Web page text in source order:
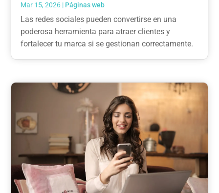
Mar 15, 2026 | Páginas web
Las redes sociales pueden convertirse en una
poderosa herramienta para atraer clientes y
fortalecer tu marca si se gestionan correctamente.